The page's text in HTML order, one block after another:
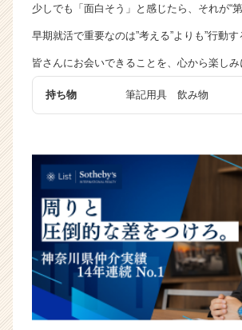
少しでも「面白そう」と感じたら、それが“
早期就活で重要なのは”考える”よりも”行動す
皆さんにお会いできることを、心から楽しみ
持ち物 筆記用具 飲み物